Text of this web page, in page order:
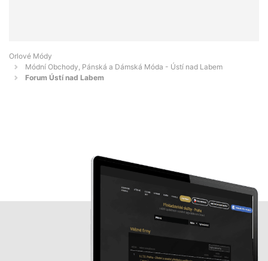
Orlové Módy
Módní Obchody, Pánská a Dámská Móda - Ústí nad Labem
Forum Ústí nad Labem